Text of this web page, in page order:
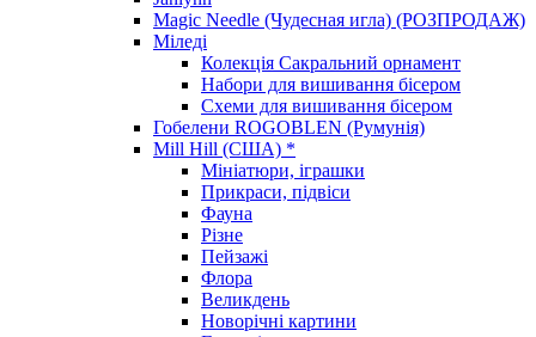
Magic Needle (Чудесная игла) (РОЗПРОДАЖ)
Міледі
Колекція Сакральний орнамент
Набори для вишивання бісером
Схеми для вишивання бісером
Гобелени ROGOBLEN (Румунія)
Mill Hill (США) *
Мініатюри, іграшки
Прикраси, підвіси
Фауна
Різне
Пейзажі
Флора
Великдень
Новорічні картини